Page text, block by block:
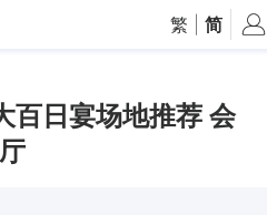
繁 简
日宴场地推荐 会